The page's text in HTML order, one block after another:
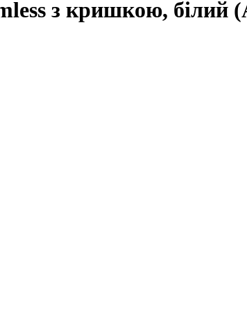
з кришкою, білий